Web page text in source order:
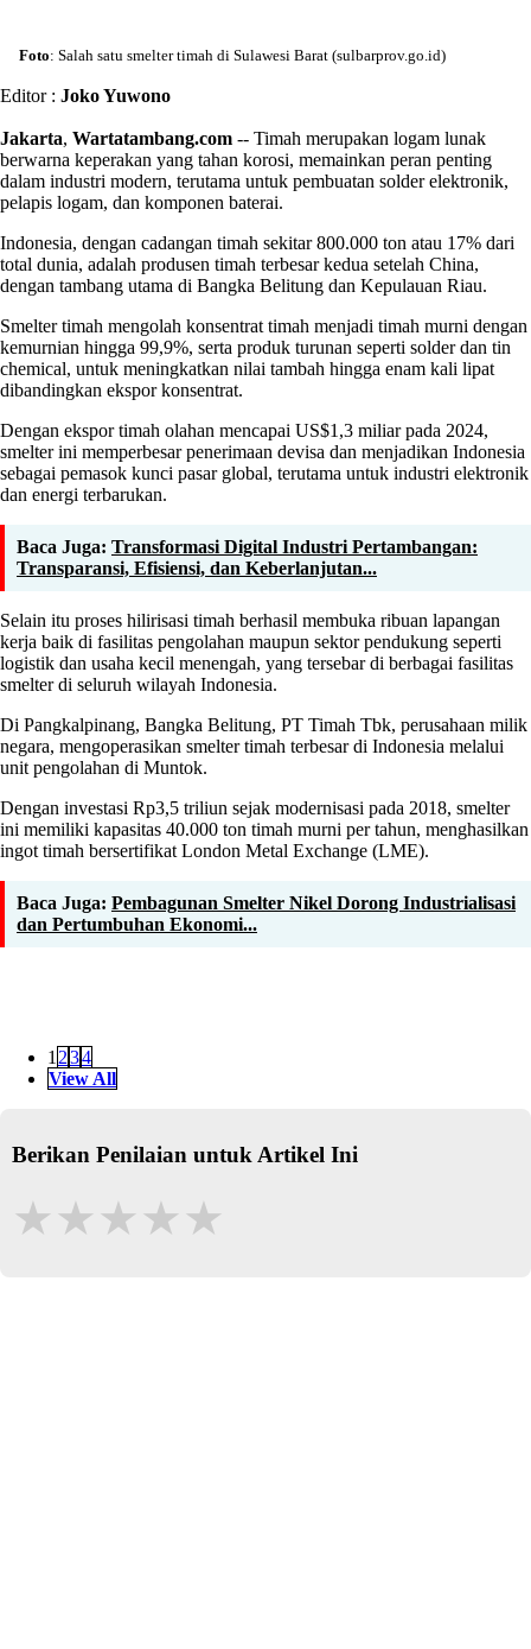
Foto: Salah satu smelter timah di Sulawesi Barat (sulbarprov.go.id)
Editor : Joko Yuwono
Jakarta, Wartatambang.com -- Timah merupakan logam lunak
berwarna keperakan yang tahan korosi, memainkan peran penting
dalam industri modern, terutama untuk pembuatan solder elektronik,
pelapis logam, dan komponen baterai.
Indonesia, dengan cadangan timah sekitar 800.000 ton atau 17% dari
total dunia, adalah produsen timah terbesar kedua setelah China,
dengan tambang utama di Bangka Belitung dan Kepulauan Riau.
Smelter timah mengolah konsentrat timah menjadi timah murni dengan
kemurnian hingga 99,9%, serta produk turunan seperti solder dan tin
chemical, untuk meningkatkan nilai tambah hingga enam kali lipat
dibandingkan ekspor konsentrat.
Dengan ekspor timah olahan mencapai US$1,3 miliar pada 2024,
smelter ini memperbesar penerimaan devisa dan menjadikan Indonesia
sebagai pemasok kunci pasar global, terutama untuk industri elektronik
dan energi terbarukan.
Baca Juga: Transformasi Digital Industri Pertambangan:
Transparansi, Efisiensi, dan Keberlanjutan...
Selain itu proses hilirisasi timah berhasil membuka ribuan lapangan
kerja baik di fasilitas pengolahan maupun sektor pendukung seperti
logistik dan usaha kecil menengah, yang tersebar di berbagai fasilitas
smelter di seluruh wilayah Indonesia.
Di Pangkalpinang, Bangka Belitung, PT Timah Tbk, perusahaan milik
negara, mengoperasikan smelter timah terbesar di Indonesia melalui
unit pengolahan di Muntok.
Dengan investasi Rp3,5 triliun sejak modernisasi pada 2018, smelter
ini memiliki kapasitas 40.000 ton timah murni per tahun, menghasilkan
ingot timah bersertifikat London Metal Exchange (LME).
Baca Juga: Pembagunan Smelter Nikel Dorong Industrialisasi
dan Pertumbuhan Ekonomi...
1 234
View All
Berikan Penilaian untuk Artikel Ini
★★★★★